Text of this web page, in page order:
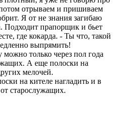
отрываем и пришиваем
Я от не знания загибаю
Подходит прапорщик и бьет
где кокарда. - Ты что, такой
выпрямить!
можно только через пол года
А еще полоски на
мелочей.
на кителе нагладить и в
старослужащих.